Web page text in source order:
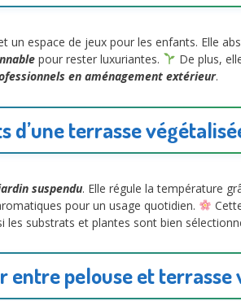
un espace de jeux pour les enfants. Elle
pour rester luxuriantes.
De plus,
en aménagement extérieur.
d’une terrasse
suspendu. Elle régule la température
pour un usage quotidien.
les substrats et plantes sont bien
entre pelouse et terrasse